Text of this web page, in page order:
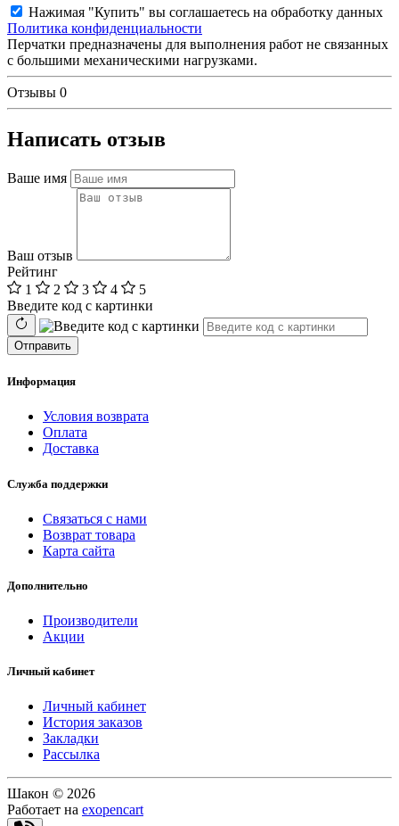
Нажимая "Купить" вы соглашаетесь на обработку данных
Политика конфиденциальности
Перчатки предназначены для выполнения работ не связанных
с большими механическими нагрузками.
Отзывы 0
Написать отзыв
Ваше имя
Ваш отзыв
Рейтинг
1
2 3 4
5
Введите код с картинки
Отправить
Информация
Условия возврата
Оплата
Доставка
Служба поддержки
Связаться с нами
Возврат товара
Карта сайта
Дополнительно
Производители
Акции
Личный кабинет
Личный кабинет
История заказов
Закладки
Рассылка
Шакон © 2026
Работает на exopencart